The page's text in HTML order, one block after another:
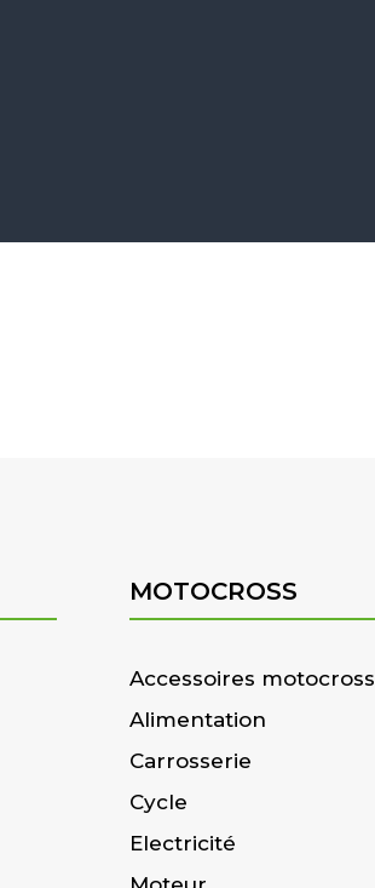
MOTOCROSS
Accessoires motocross
Alimentation
Carrosserie
Cycle
Electricité